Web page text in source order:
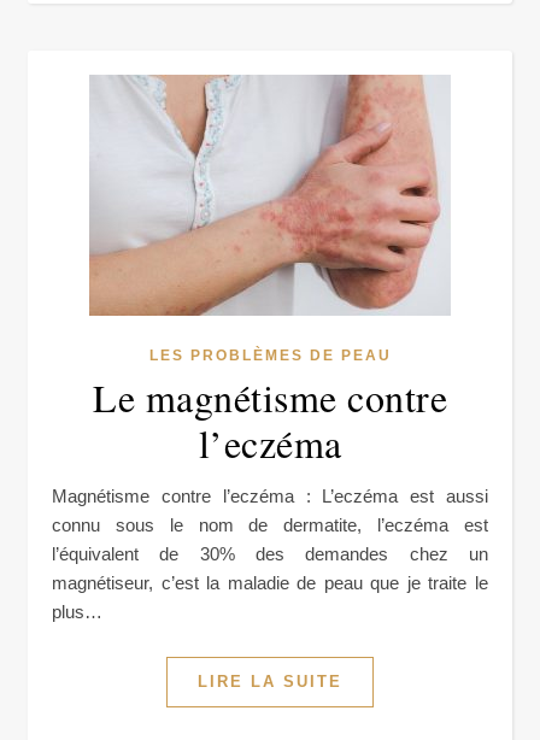
LES PROBLÈMES DE PEAU
Le magnétisme contre
l’eczéma
Magnétisme contre l’eczéma : L’eczéma est aussi
connu sous le nom de dermatite, l’eczéma est
l’équivalent de 30% des demandes chez un
magnétiseur, c’est la maladie de peau que je traite le
plus…
LIRE LA SUITE